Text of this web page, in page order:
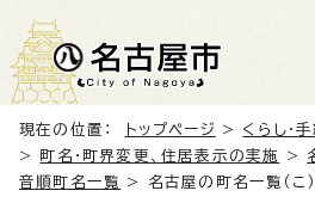
現在の位置： トップページ > くらし・
>
町名・町界変更、住居表示の実施 >
音順町名一覧
> 名古屋の町名一覧（こ）